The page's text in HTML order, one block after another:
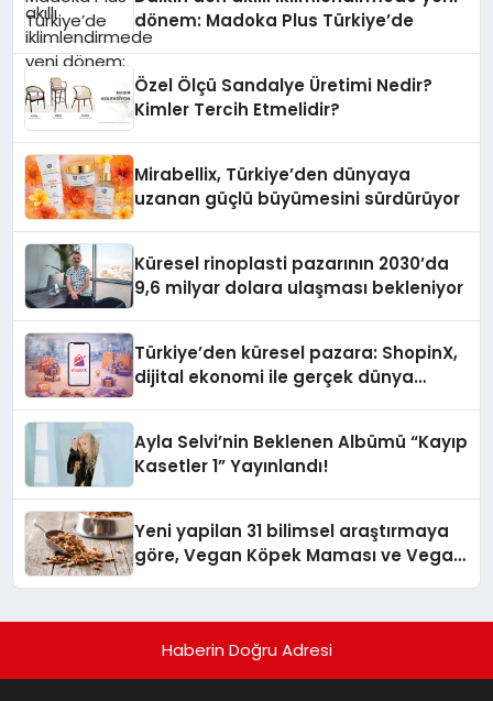
dönem: Madoka Plus Türkiye’de
Özel Ölçü Sandalye Üretimi Nedir?
Kimler Tercih Etmelidir?
Mirabellix, Türkiye’den dünyaya
uzanan güçlü büyümesini sürdürüyor
Küresel rinoplasti pazarının 2030’da
9,6 milyar dolara ulaşması bekleniyor
Türkiye’den küresel pazara: ShopinX,
dijital ekonomi ile gerçek dünya
Ayla Selvi’nin Beklenen Albümü “Kayıp
Kasetler 1” Yayınlandı!
Yeni yapilan 31 bilimsel araştırmaya
göre, Vegan Köpek Maması ve Vegan
Haberin Doğru Adresi